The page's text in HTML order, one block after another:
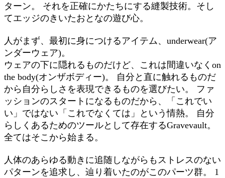
ターン。 それを正確にかたちにする縫製技術。そし
てエッジのきいたおとなの遊び心。
人がまず、最初に身につけるアイテム、underwear(ア
ンダーウェア)。
ウェアの下に隠れるものだけど、これは間違いなくon
the body(オンザボディー)。 自分と直に触れるものだ
から自分らしさを表現できるものを選びたい。 ファ
ッションのスタートになるものだから、「これでい
い」ではない「これでなくては」という情熱。 自分
らしくあるためのツールとして存在するGravevault。
全てはそこから始まる。
人体のあらゆる動きに追随しながらもストレスのない
パターンを追求し、辿り着いたのがこのパーツ群。 1